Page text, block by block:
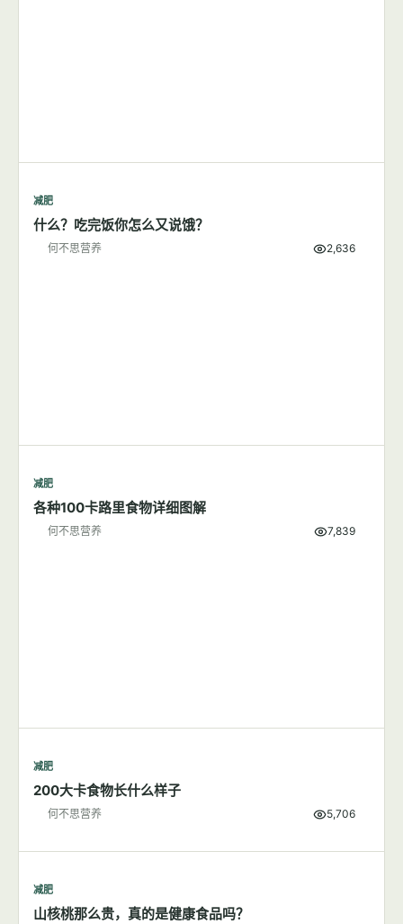
减肥
什么？吃完饭你怎么又说饿？
何不思营养 2,636
减肥
各种100卡路里食物详细图解
何不思营养 7,839
减肥
200大卡食物长什么样子
何不思营养 5,706
减肥
山核桃那么贵，真的是健康食品吗？